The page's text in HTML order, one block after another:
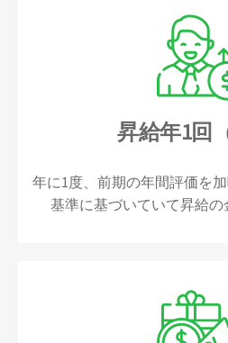
昇給年1回
年に1度、前期の年間評価を
基準に基づいていて昇給の